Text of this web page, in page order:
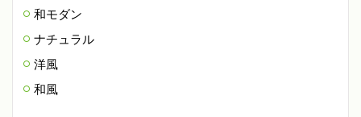
和モダン
ナチュラル
洋風
和風